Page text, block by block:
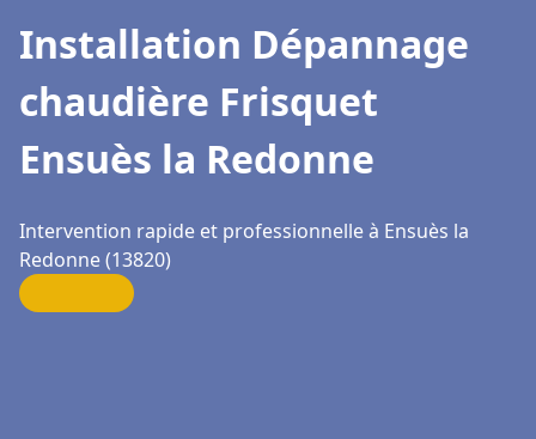
Installation Dépannage
chaudière Frisquet
Ensuès la Redonne
Intervention rapide et professionnelle à Ensuès la
Redonne (13820)